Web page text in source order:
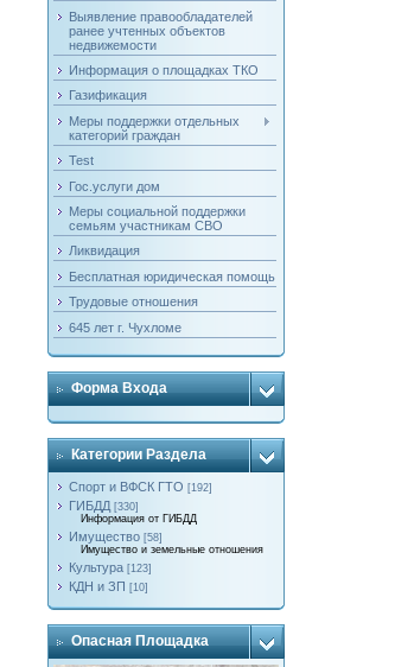
Выявление правообладателей
ранее учтенных объектов
недвижемости
Информация о площадках ТКО
Газификация
Меры поддержки отдельных
категорий граждан
Test
Гос.услуги дом
Меры социальной поддержки
семьям участникам СВО
Ликвидация
Бесплатная юридическая помощь
Трудовые отношения
645 лет г. Чухломе
Форма Входа
Категории Раздела
Спорт и ВФСК ГТО [192]
ГИБДД [330]
Информация от ГИБДД
Имущество [58]
Имущество и земельные отношения
Культура [123]
КДН и ЗП [10]
Опасная Площадка